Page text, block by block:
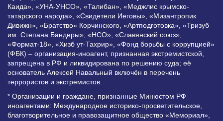
Каида», «УНА-УНСО», «Талибан», «Меджлис крымско-
татарского народа», «Свидетели Иеговы», «Мизантропик
Дивижн», «Братство» Корчинского, «Артподготовка», «Тризуб
им. Степана Бандеры», «НСО», «Славянский союз»,
«Формат-18», «Хизб ут-Тахрир», «Фонд борьбы с коррупцией»
(ФБК) – организация-иноагент, признанная экстремистской,
запрещена в РФ и ликвидирована по решению суда; её
основатель Алексей Навальный включён в перечень
террористов и экстремистов.
* Организации и граждане, признанные Минюстом РФ
иноагентами: Международное историко-просветительское,
благотворительное и правозащитное общество «Мемориал»,